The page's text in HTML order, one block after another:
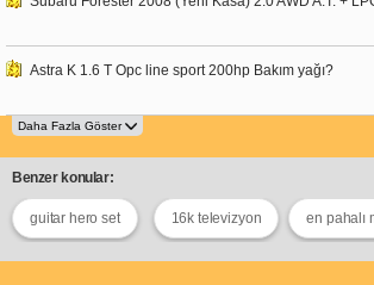
Astra K 1.6 T Opc line sport 200hp Bakım yağı?
Benzer konular:
guitar hero set 16k televizyon en pahalı